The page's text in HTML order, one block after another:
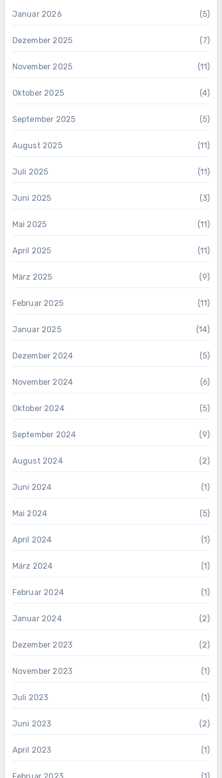
Januar 2026 (5)
Dezember 2025 (7)
November 2025 (11)
Oktober 2025 (4)
September 2025 (5)
August 2025 (11)
Juli 2025 (11)
Juni 2025 (3)
Mai 2025 (11)
April 2025 (11)
März 2025 (9)
Februar 2025 (11)
Januar 2025 (14)
Dezember 2024 (5)
November 2024 (6)
Oktober 2024 (5)
September 2024 (9)
August 2024 (2)
Juni 2024 (1)
Mai 2024 (5)
April 2024 (1)
März 2024 (1)
Februar 2024 (1)
Januar 2024 (2)
Dezember 2023 (2)
November 2023 (1)
Juli 2023 (1)
Juni 2023 (2)
April 2023 (1)
Februar 2023 (1)